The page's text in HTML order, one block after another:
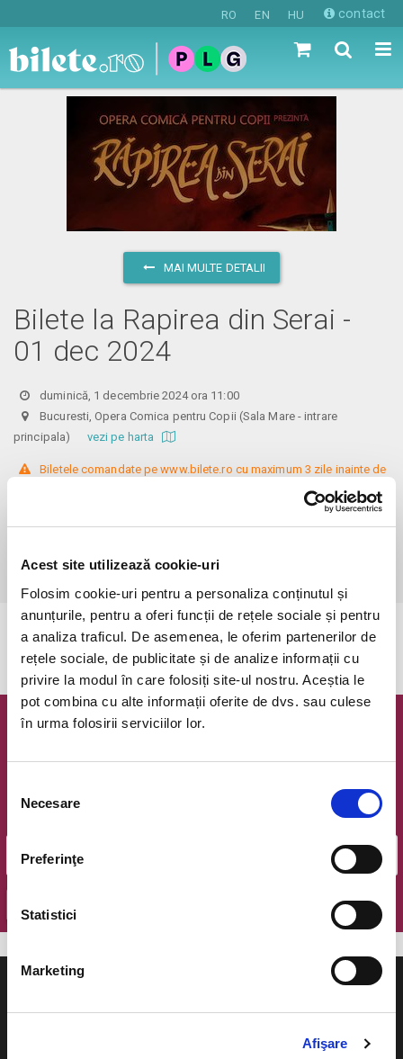
Acest site utilizează cookie-uri
Folosim cookie-uri pentru a personaliza conținutul și
anunțurile, pentru a oferi funcții de rețele sociale și pentru
a analiza traficul. De asemenea, le oferim partenerilor de
rețele sociale, de publicitate și de analize informații cu
privire la modul în care folosiți site-ul nostru. Aceștia le
pot combina cu alte informații oferite de dvs. sau culese
în urma folosirii serviciilor lor.
consimțământului
Necesare
Preferinţe
Statistici
Marketing
Afişare
RO EN HU contact
MAI MULTE DETALII
Bilete la Rapirea din Serai -
01 dec 2024
duminică, 1 decembrie 2024 ora 11:00
Bucuresti, Opera Comica pentru Copii (Sala Mare - intrare
principala) vezi pe harta
Biletele comandate pe www.bilete.ro cu maximum 3 zile inainte de
spectacol, se vor achita/ridica cu o zi inaintea spectacolului pana in
ora 12:00. Dupa aceasta ora/data, nici o comanda de bilete plasata
online care este neridicata/neachitata nu mai este valabila.Toti
urma vaccinării sau a trecerii prin boală.
Evenimentul a expirat.